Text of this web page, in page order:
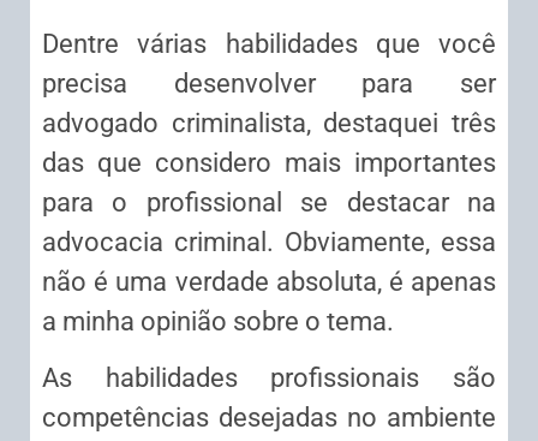
Dentre várias habilidades que você
precisa desenvolver para ser
advogado criminalista, destaquei três
das que considero mais importantes
para o profissional se destacar na
advocacia criminal. Obviamente, essa
não é uma verdade absoluta, é apenas
a minha opinião sobre o tema.
As habilidades profissionais são
competências desejadas no ambiente